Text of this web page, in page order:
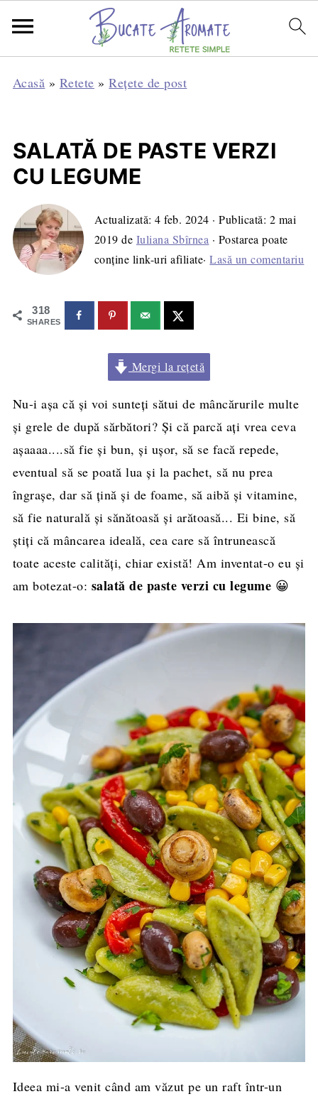
Acasă » Retete »Rețete de post
SALATĂ DE PASTE VERZI
CU LEGUME
Actualizată:4 feb. 2024 · Publicată: 2 mai
2019 de Iuliana Sbîrnea · Postarea poate
conține link-uri afiliate·Lasă un comentariu
318
SHARES
Mergi la rețetă
Nu-i așa că și voi sunteți sătui de mâncărurile multe
și grele de după sărbători? Și că parcă ați vrea ceva
așaaaa....să fie și bun, și ușor, să se facă repede,
eventual să se poată lua și la pachet, să nu prea
îngrașe, dar să țină și de foame, să aibă și vitamine,
să fie naturală și sănătoasă și arătoasă... Ei bine, să
știți că mâncarea ideală, cea care să întrunească
toate aceste calități, chiar există! Am inventat-o eu și
am botezat-o: salată de paste verzi cu legume 😀
Ideea mi-a venit când am văzut pe un raft într-un